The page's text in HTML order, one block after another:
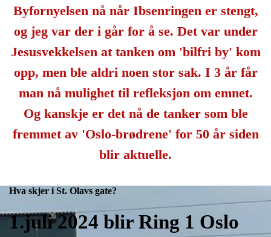
Byfornyelsen nå når Ibsenringen er stengt,
og jeg var der i går for å se. Det var under
Jesusvekkelsen at tanken om 'bilfri by' kom
opp, men ble aldri noen stor sak. I 3 år får
man nå mulighet til refleksjon om emnet.
Og kanskje er det nå de tanker som ble
fremmet av 'Oslo-brødrene' for 50 år siden
blir aktuelle.
Hva skjer i St. Olavs gate?
1.juli 2024 blir Ring 1 Oslo